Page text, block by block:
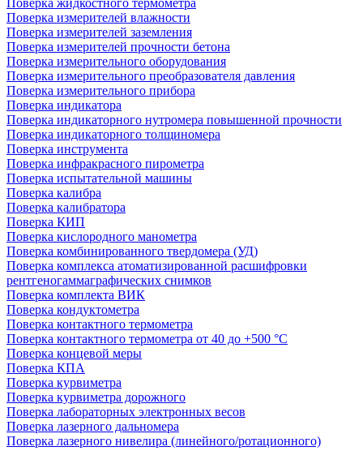
Поверка жидкостного термометра
Поверка измерителей влажности
Поверка измерителей заземления
Поверка измерителей прочности бетона
Поверка измерительного оборудования
Поверка измерительного преобразователя давления
Поверка измерительного прибора
Поверка индикатора
Поверка индикаторного нутромера повышенной прочности
Поверка индикаторного толщиномера
Поверка инструмента
Поверка инфракрасного пирометра
Поверка испытательной машины
Поверка калибра
Поверка калибратора
Поверка КИП
Поверка кислородного манометра
Поверка комбинированного твердомера (УД)
Поверка комплекса атоматизированной расшифровки
рентгеногаммаграфических снимков
Поверка комплекта ВИК
Поверка кондуктометра
Поверка контактного термометра
Поверка контактного термометра от 40 до +500 °С
Поверка концевой меры
Поверка КПА
Поверка курвиметра
Поверка курвиметра дорожного
Поверка лабораторных электронных весов
Поверка лазерного дальномера
Поверка лазерного нивелира (линейного/ротационного)